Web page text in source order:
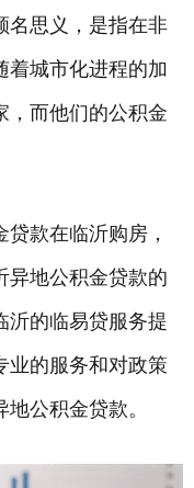
名思义，是指在非
着城市化进程的加
，而他们的公积金
款在临沂购房，
异地公积金贷款的
沂的临易贷服务提
业的服务和对政策
公积金贷款。